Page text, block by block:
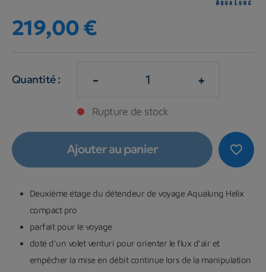
219,00 €
Quantité : - +
Rupture de stock
favorite_border
Ajouter au panier
Deuxième étage du détendeur de voyage Aqualung Helix
compact pro
parfait pour le voyage
doté d'un volet venturi pour orienter le flux d'air et
empêcher la mise en débit continue lors de la manipulation